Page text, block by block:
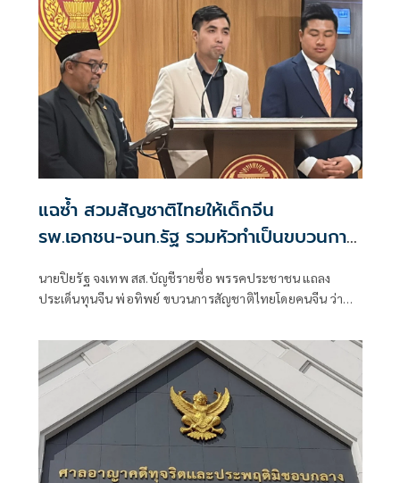
แฉซ้ำ สวมสัญชาติไทยให้เด็กจีน
รพ.เอกชน-จนท.รัฐ รวมหัวทำเป็นขบวนการ
นายปิยรัฐ จงเทพ สส.บัญชีรายชื่อ พรรคประชาชน แถลง
ประเด็นทุนจีน พ่อทิพย์ ขบวนการสัญชาติไทยโดยคนจีน ว่า
ของระบบราชการไทย และระบบสาธารณสุขของไทย รวมถึง
กระบวนการได้มาซึ่งสัญชา